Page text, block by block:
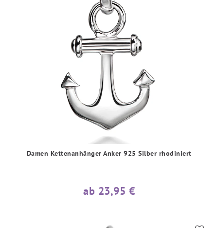
Damen Kettenanhänger Anker 925 Silber rhodiniert
ab 23,95 €